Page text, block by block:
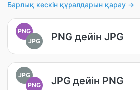
Барлық кескін құралдарын қарау →
PNG
JPG
PNG дейін JPG
JPG
PNG
JPG дейін PNG